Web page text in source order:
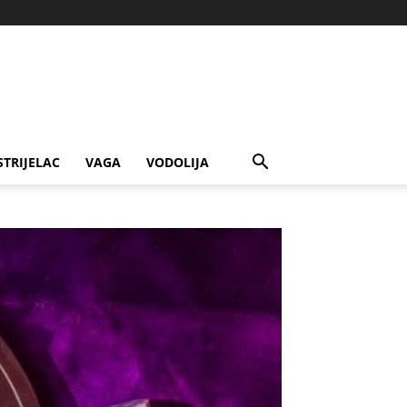
VAGA VODOLIJA